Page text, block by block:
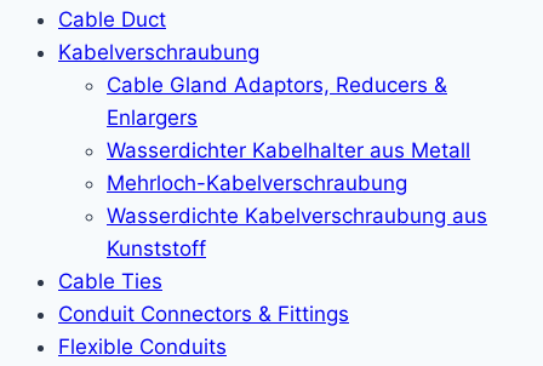
Cable Duct
Kabelverschraubung
Cable Gland Adaptors, Reducers &
Enlargers
Wasserdichter Kabelhalter aus Metall
Mehrloch-Kabelverschraubung
Wasserdichte Kabelverschraubung aus
Kunststoff
Cable Ties
Conduit Connectors & Fittings
Flexible Conduits